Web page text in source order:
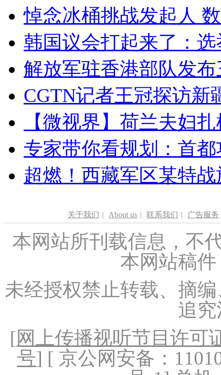
悼念冰桶挑战发起人
韩国议会打起来了：
解放军驻香港部队发
CGTN记者王冠探访新
【微视界】荷兰夫妇
专家带你看规划：首
超燃！西藏军区某特
关于我们 | About us | 联系我们 | 广告服务
本网站所刊载信息，不
本网站稿
未经授权禁止转载、摘
追
[网上传播视听节目许可
号] [ 京公网安备：